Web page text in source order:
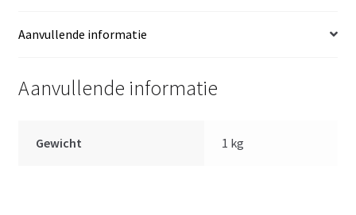
speen
cm
Aanvullende informatie
Aanvullende informatie
Gewicht 1 kg